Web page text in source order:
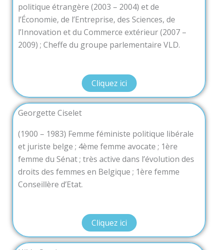
politique étrangère (2003 – 2004) et de
l’Économie, de l’Entreprise, des Sciences, de
l’Innovation et du Commerce extérieur (2007 –
2009) ; Cheffe du groupe parlementaire VLD.
Cliquez ici
Georgette Ciselet
(1900 – 1983) Femme féministe politique libérale
et juriste belge ; 4ème femme avocate ; 1ère
femme du Sénat ; très active dans l’évolution des
droits des femmes en Belgique ; 1ère femme
Conseillère d’Etat.
Cliquez ici